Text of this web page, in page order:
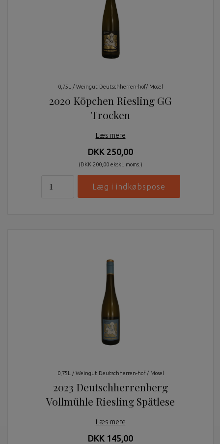
0,75L / Weingut Deutschherren-hof/ Mosel
2020 Köpchen Riesling GG
Trocken
Læs mere
DKK 250,00
(DKK 200,00 ekskl. moms.)
0,75L / Weingut Deutschherren-hof / Mosel
2023 Deutschherrenberg
Vollmühle Riesling Spätlese
Læs mere
DKK 145,00